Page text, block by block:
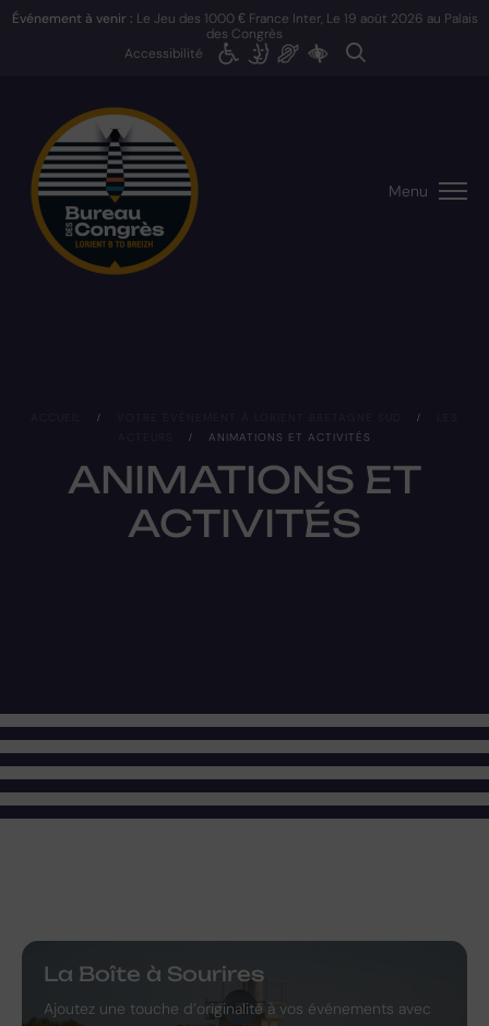
Événement à venir : Le Jeu des 1000 € France Inter, Le 19 août 2026 au Palais
des Congrès
Accessibilité
Menu
ANIMATIONS ET
ACTIVITÉS
/ /
/ ANIMATIONS ET ACTIVITÉS
La Boîte à Sourires
Ajoutez une touche d’originalité à vos événements avec